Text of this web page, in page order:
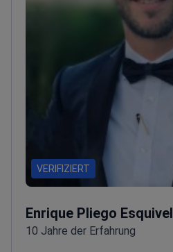
VERIFIZIERT
Enrique Pliego Esquivel
10 Jahre der Erfahrung